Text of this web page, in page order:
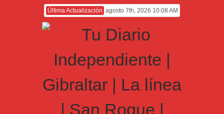
Última Actualización agosto 7th, 2026 10:08 AM